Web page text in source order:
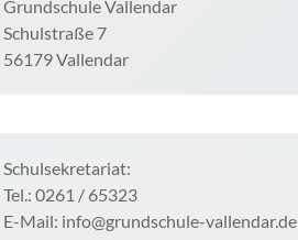
Grundschule Vallendar
Schulstraße 7
56179 Vallendar
Schulsekretariat:
Tel.: 0261 / 65323
E-Mail: info@grundschule-vallendar.de